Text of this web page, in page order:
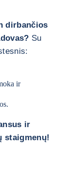
dirbančios
Su
ir
ir
staigmenų!